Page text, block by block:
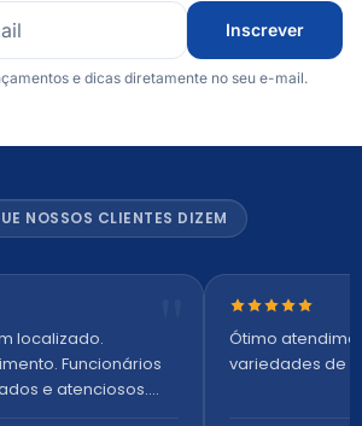
Inscrever
e dicas diretamente no seu e-mail.
NOSSOS CLIENTES DIZEM
localizado.
Funcionários
e atenciosos.
Nota 5 de 5
Ótimo
variedades de